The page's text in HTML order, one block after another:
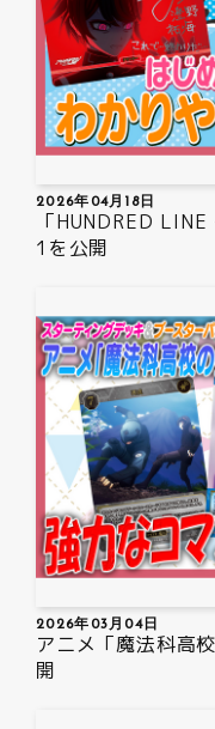
2026年04月18日
「HUNDRED
1を公開
2026年03月04日
アニメ「魔法科高
開